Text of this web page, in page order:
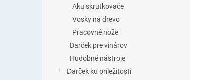
Aku skrutkovače
Vosky na drevo
Pracovné nože
Darček pre vinárov
Hudobné nástroje
Darček ku príležitosti